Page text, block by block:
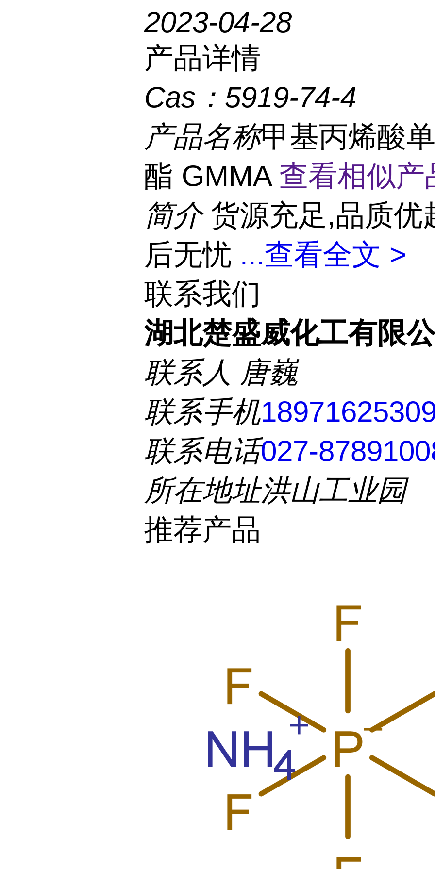
2023-04-28
产品详情
Cas： 5919-74-4
产品名称甲基丙烯酸
酯 GMMA 查看相似
简介 货源充足,品质优
后无忧 ...查看全文 >
联系我们
湖北楚盛威化工有限
联系人 唐巍
联系手机
联系电话027-
所在地址洪山工业园
推荐产品